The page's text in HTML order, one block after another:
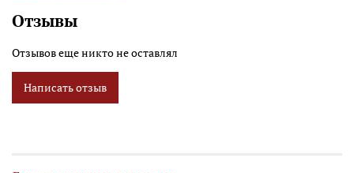
желтыми ленточками. Маска полностью соответствует
отсталых племен, и прекрасно впишется в интерьер комнаты,
обставленной этническими статуэтками из Африки и Юго-
Восточной Азии.
Отзывы
Отзывов еще никто не оставлял
Написать отзыв